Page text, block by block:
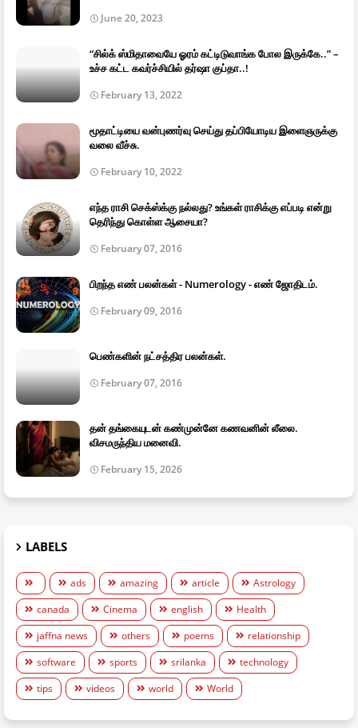
June 20, 2023
“சில்க் ஸ்மிதாவையே ஓரம் கட்டிடுவாங்க போல இருக்கே..” –
உச்ச கட்ட கவர்ச்சியில் தர்ஷா குப்தா..!
February 13, 2022
மூதாட்டியை வன்புணர்வு செய்து தப்பியோடிய இளைஞருக்கு
வலை வீச்சு.
February 10, 2022
எந்த ராசி செக்ஸ்க்கு நல்லது? உங்கள் ராசிக்கு எப்படி என்று
தெரிந்து கொள்ள ஆசையா?
February 07, 2016
பிறந்த எண் பலன்கள் - Numerology - எண் ஜோதிடம்.
February 09, 2016
பெண்களின் நட்சத்திர பலன்கள்.
February 07, 2016
தன் தங்கையுடன் கண்முன்னே கணவனின் லீலை.
விசமருந்திய மனைவி.
February 15, 2026
LABELS
ads amazing article
Astrology
canada
Cinema english
Health
jaffna news
others poems
relationship
software
sports srilanka
technology
tips
videos world World